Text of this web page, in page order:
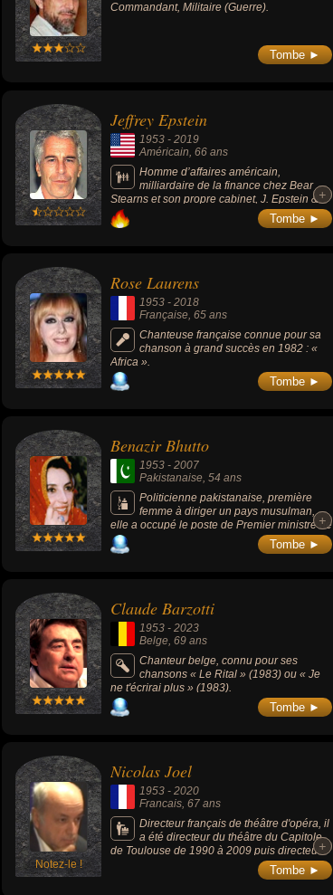
Commandant, Militaire (Guerre).
Tombe ►
Jeffrey Epstein
1953 -2019
Américain , 66 ans
Homme d’affaires américain,
milliardaire de la finance chez Bear
Stearns et son propre cabinet, J. Epstein &
Co, il effectue une peine de 13 mois de
prison dans une affaire de prostitution
procès pour trafic de mineurs, où il risque la
perpétuité, il est retrouvé pendu dans sa
cellule.
+
+
Tombe ►
Rose Laurens
1953 -2018
Française , 65 ans
Chanteuse française connue pour sa
chanson à grand succès en 1982 : «
Africa ».
Tombe ►
Benazir Bhutto
1953 -2007
Pakistanaise, 54 ans
Politicienne pakistanaise, première
femme à diriger un pays musulman,
elle a occupé le poste de Premier ministre de
1988 à 1990 et de 1993 à 1996 et sera
assassinée le 27 décembre 2007.
+
+
Tombe ►
Claude Barzotti
1953 -2023
Belge, 69 ans
Chanteur belge, connu pour ses
chansons « Le Rital » (1983) ou « Je
ne t'écrirai plus » (1983).
Tombe ►
Notez-le !
Nicolas Joel
1953 -2020
Francais, 67 ans
Directeur français de théâtre d'opéra, il
a été directeur du théâtre du Capitole
de Toulouse de 1990 à 2009 puis directeur
de l'Opéra national de Paris de 2009 à 2014.
+
+
Tombe ►